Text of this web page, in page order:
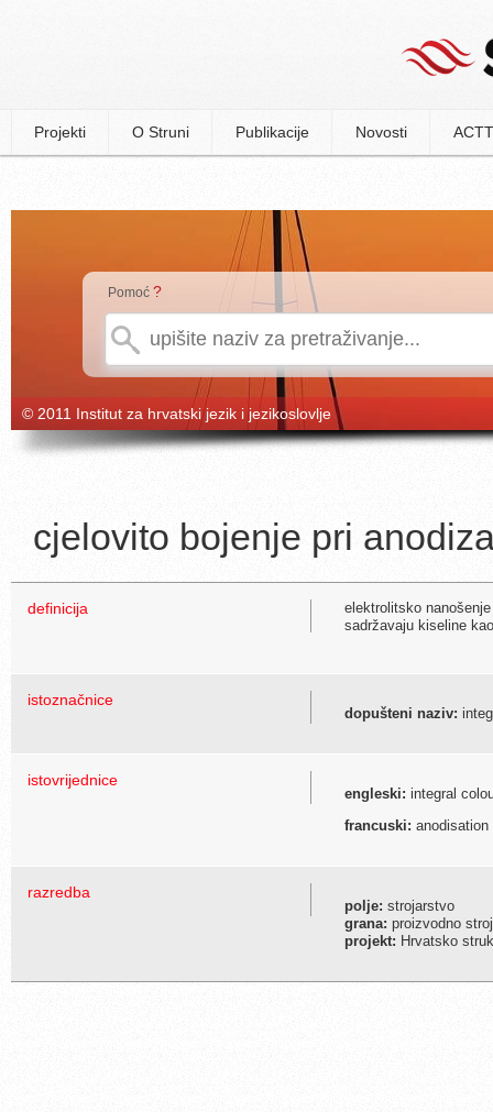
Projekti O Struni Publikacije Novosti
Pomoć ?
© 2011 Institut za hrvatski jezik i jezikoslovlje
cjelovito bojenje pri
definicija
elektrolitsko
sadržavaju kiseline
istoznačnice
dopušteni naziv:
istovrijednice
engleski: integral
francuski: anodisation
razredba
polje: strojarstvo
grana: proizvodno
projekt: Hrvatsko